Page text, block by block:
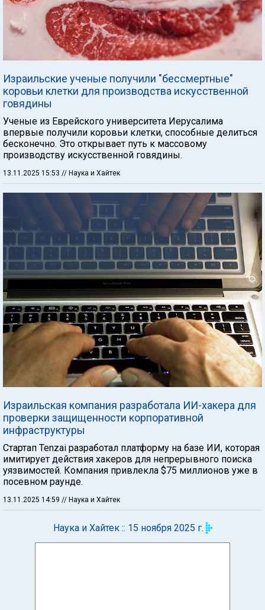
Израильские ученые получили "бессмертные"
коровьи клетки для производства искусственной
говядины
Ученые из Еврейского университета Иерусалима
впервые получили коровьи клетки, способные делиться
бесконечно. Это открывает путь к массовому
производству искусственной говядины.
13.11.2025 15:53 // Наука и Хайтек
Израильская компания разработала ИИ-хакера для
проверки защищенности корпоративной
инфраструктуры
Стартап Tenzai разработал платформу на базе ИИ, которая
имитирует действия хакеров для непрерывного поиска
уязвимостей. Компания привлекла $75 миллионов уже в
посевном раунде.
13.11.2025 14:59 // Наука и Хайтек
Наука и Хайтек :: 15 ноября 2025 г.